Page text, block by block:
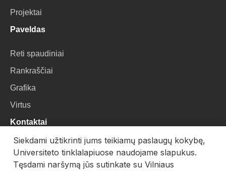
Projektai
Paveldas
Reti spaudiniai
Rankraščiai
Grafika
Virtus
Kontaktai
VU Biblioteka
Universiteto g. 3, LT-01122, Vilnius
Siekdami užtikrinti jums teikiamų paslaugų kokybę,
Universiteto tinklalapiuose naudojame slapukus.
Tęsdami naršymą jūs sutinkate su Vilniaus